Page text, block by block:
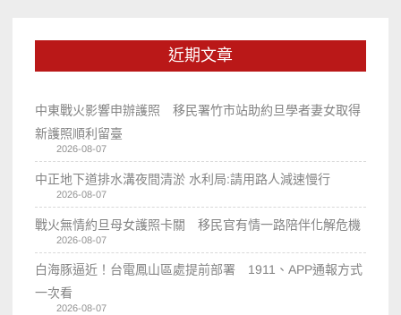
近期文章
中東戰火影響申辦護照 移民署竹市站助約旦學者妻女取得
新護照順利留臺
2026-08-07
中正地下道排水溝夜間清淤 水利局:請用路人減速慢行
2026-08-07
戰火無情約旦母女護照卡關 移民官有情一路陪伴化解危機
2026-08-07
白海豚逼近！台電鳳山區處提前部署 1911、APP通報方式
一次看
2026-08-07